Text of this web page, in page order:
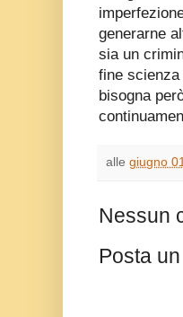
generarne
sia un
fine scienza
bisogna
alle giugno
Nessun
Posta